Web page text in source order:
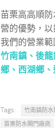
苗栗高高順
營的優勢，
我們的營業
竹南鎮 、 後龍
鄉 、 西湖鄉 、
Tags: 竹南鎮防水
苗栗防水閘門廠商